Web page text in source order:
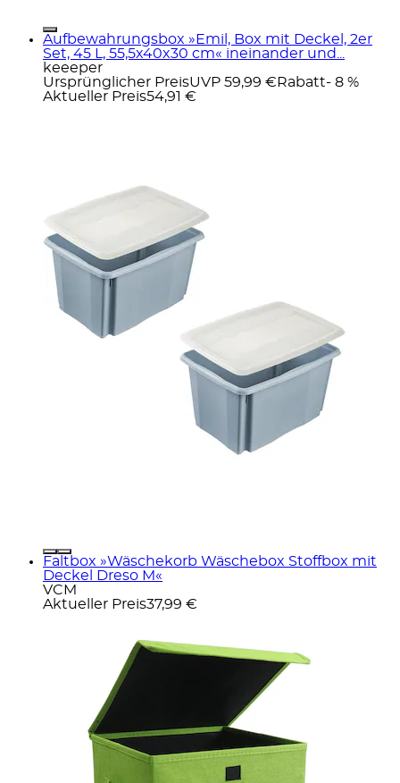
Aufbewahrungsbox »Emil, Box mit Deckel, 2er
Set, 45 L, 55,5x40x30 cm« ineinander und...
keeeper
Ursprünglicher PreisUVP 59,99 € Rabatt- 8 %
Aktueller Preis54,91 €
Faltbox »Wäschekorb Wäschebox Stoffbox mit
Deckel Dreso M«
VCM
Aktueller Preis37,99 €